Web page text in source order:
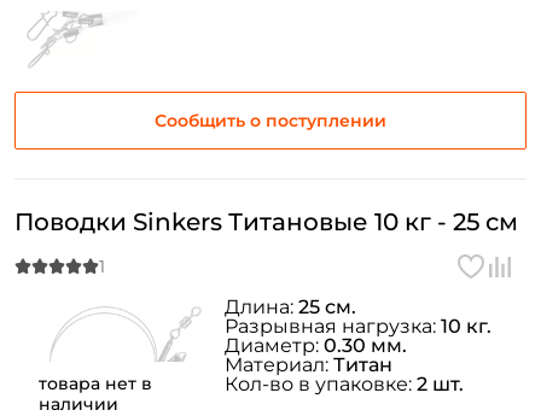
Сообщить о поступлении
товара нет в
наличии
Поводки Sinkers Титановые 10 кг - 25 см
Длина: 25 см.
Разрывная нагрузка: 10 кг.
Диаметр: 0.30 мм.
Материал: Титан
Кол-во в упаковке: 2 шт.